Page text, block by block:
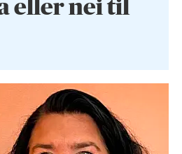
eller nei til